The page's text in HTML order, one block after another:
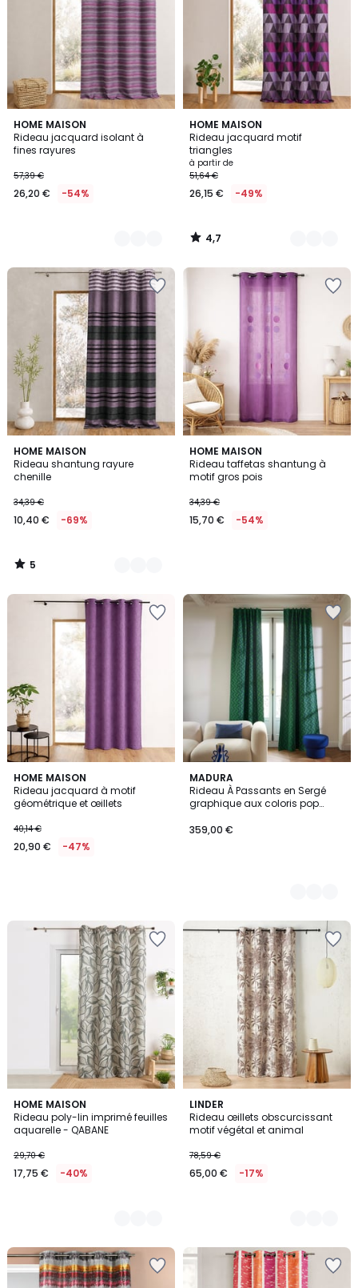
HOME MAISON
Rideau jacquard isolant à
fines rayures
57,39 €
26,20 € -54%
3
Couleurs
HOME MAISON
Rideau jacquard motif
triangles
à partir de
51,64 €
26,15 € -49%
4,7
/ 5
4
Couleurs
4,7
/
HOME MAISON
Rideau shantung rayure
chenille
34,39 €
10,40 € -69%
5
/
5
2
Couleurs
5
/
HOME MAISON
Rideau taffetas shantung à
motif gros pois
34,39 €
15,70 € -54%
HOME MAISON
Rideau jacquard à motif
géométrique et œillets
40,14 €
20,90 € -47%
MADURA
Rideau À Passants en Sergé
graphique aux coloris pop
359,00 €
2
Couleurs
HOME MAISON
Rideau poly-lin imprimé feuilles
aquarelle - QABANE
29,70 €
17,75 € -40%
2
Couleurs
LINDER
Rideau œillets obscurcissant
motif végétal et animal
78,59 €
65,00 € -17%
2
Couleurs